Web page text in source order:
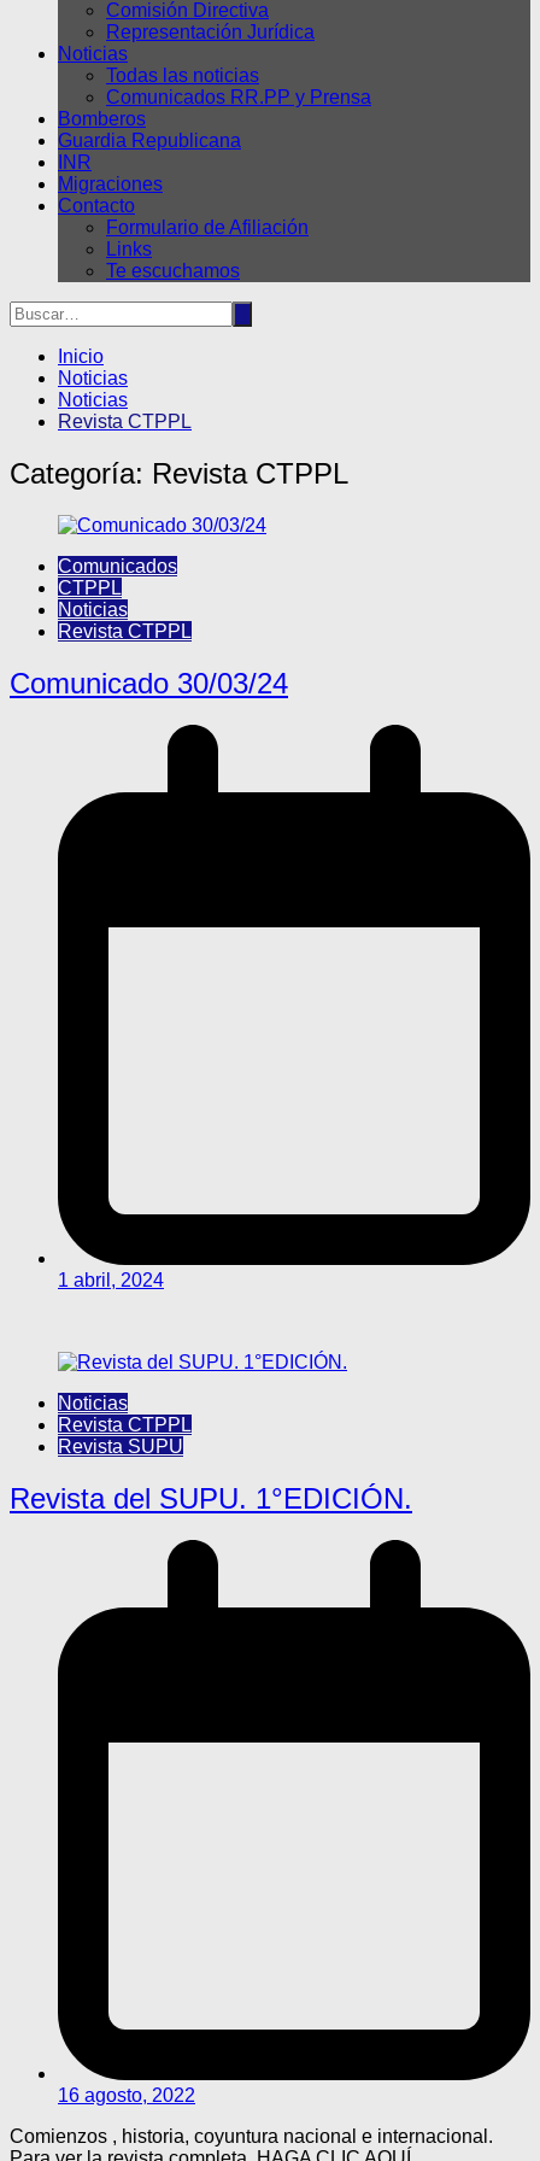
Comisión Directiva
Representación Jurídica
Noticias
Todas las noticias
Comunicados RR.PP y Prensa
Bomberos
Guardia Republicana
INR
Migraciones
Contacto
Formulario de Afiliación
Links
Te escuchamos
Inicio
Noticias
Noticias
Revista CTPPL
Categoría: Revista CTPPL
Comunicados
CTPPL
Noticias
Revista CTPPL
Comunicado 30/03/24
1 abril, 2024
Noticias
Revista CTPPL
Revista SUPU
Revista del SUPU. 1°EDICIÓN.
16 agosto, 2022
Comienzos , historia, coyuntura nacional e internacional.